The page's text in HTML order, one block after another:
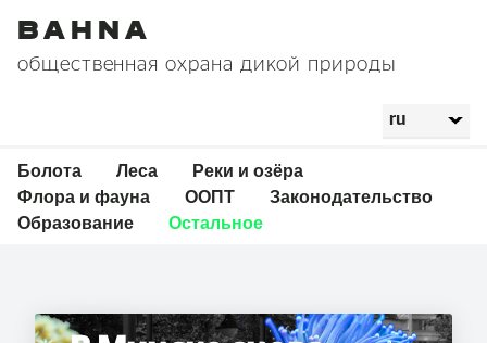
Bahna
общественная охрана дикой природы
Болота Леса
Реки и озёра
Флора и фауна
ООПТ
Законодательство
Образование
Остальное